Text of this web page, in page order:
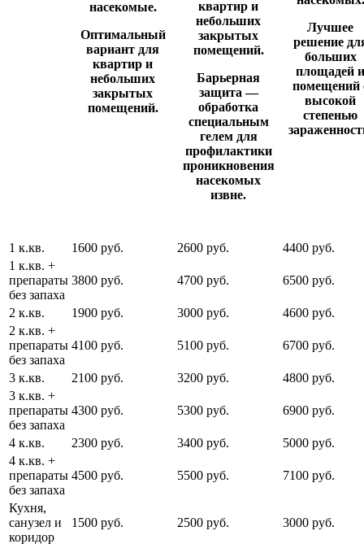
насекомые.
Оптимальный
вариант для
квартир и
небольших
закрытых
помещений.
квартир и
небольших
закрытых
помещений.
Барьерная
защита —
обработка
специальным
гелем для
профилактики
проникновения
насекомых
извне.
Лучшее
решение
больших
площадей и
помещений
высокой
степенью
1 к.кв. 1600 руб. 2600 руб.
4400 руб.
1 к.кв. +
препараты
без запаха
3800 руб. 4700 руб. 6500 руб.
2 к.кв. 1900 руб. 3000 руб.
4600 руб.
2 к.кв. +
препараты
без запаха
4100 руб. 5100 руб. 6700 руб.
3 к.кв. 2100 руб. 3200 руб.
4800 руб.
3 к.кв. +
препараты
без запаха
4300 руб. 5300 руб. 6900 руб.
4 к.кв. 2300 руб. 3400 руб.
5000 руб.
4 к.кв. +
препараты
без запаха
4500 руб. 5500 руб. 7100 руб.
Кухня,
санузел и
коридор
1500 руб. 2500 руб. 3000 руб.